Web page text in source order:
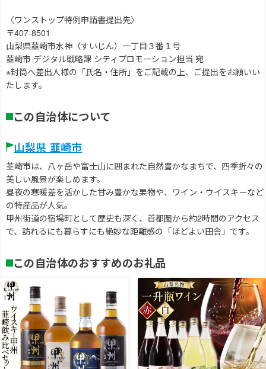
〈ワンストップ特例申請書提出先〉
〒407-8501
山梨県韮崎市水神（すいじん）一丁目３番１号
韮崎市 デジタル戦略課 シティプロモーション担当 宛
※封筒へ差出人様の「氏名・住所」をご記載の上、ご提出をお願いい
たします。
この自治体について
山梨県 韮崎市
韮崎市は、八ヶ岳や富士山に囲まれた自然豊かなまちで、四季折々の
美しい風景が楽しめます。
昼夜の寒暖差を活かした甘み豊かな果物や、ワイン・ウイスキーなど
の特産品が人気。
甲州街道の宿場町として歴史も深く、首都圏から約2時間のアクセス
で、訪れるにも暮らすにも絶妙な距離感の「ほどよい田舎」です。
この自治体のおすすめのお礼品